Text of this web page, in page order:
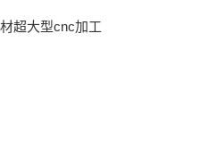
超大型cnc加工